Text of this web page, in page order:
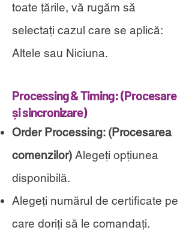
toate țările, vă rugăm să
selectați cazul care se aplică:
Altele sau Niciuna.
Processing & Timing: (Procesare
și sincronizare)
Order Processing: (Procesarea
comenzilor) Alegeți opțiunea
disponibilă.
Alegeți numărul de certificate pe
care doriți să le comandați.